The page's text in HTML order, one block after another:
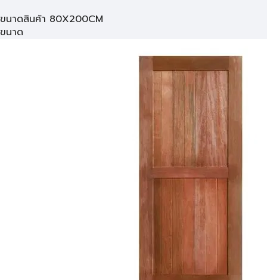
ขนาดสินค้า 80X200CM
ขนาด